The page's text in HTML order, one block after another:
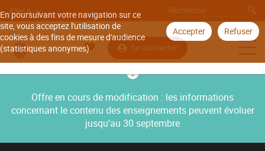
En poursuivant votre navigation sur ce
site, vous acceptez l'utilisation de
cookies à des fins de mesure d'audience
(statistiques anonymes).
Accepter Refuser
Aller à
Se connecter
Offre en cours de modification : les informations
concernant le contenu des enseignements peuvent évoluer
jusqu’au 30 septembre